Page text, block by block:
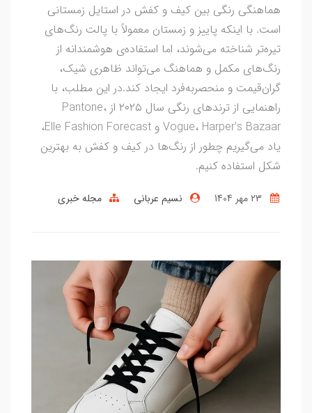
هماهنگی رنگی بین کیف و کفش در استایل زمستانی
است. با اینکه پاییز و زمستان معمولاً با پالت رنگ‌های
تیره‌تر شناخته می‌شوند، اما استفاده‌ی هوشمندانه از
رنگ‌های مکمل و هماهنگ می‌تواند ظاهری شیک،
گران‌قیمت و منحصربه‌فرد ایجاد کند.در این مطلب، با
راهنمایی از ترندهای رنگی سال ۲۰۲۵ از Pantone،
Vogue، Harper’s Bazaar و Elle Fashion Forecast،
یاد می‌گیریم چطور از رنگ‌ها در کیف و کفش به بهترین
شکل استفاده کنیم.
نسیم عربانی مجله خبری